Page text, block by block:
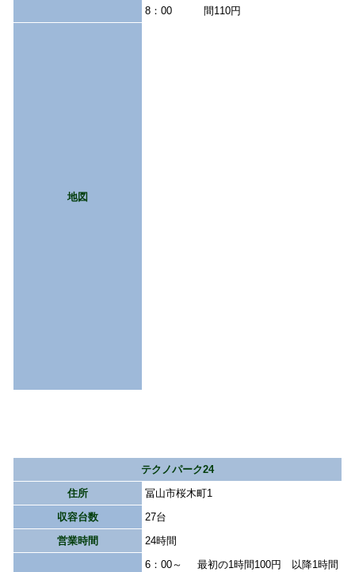
8：00
間110円
地図
テクノパーク24
住所
冨山市桜木町1
収容台数
27台
営業時間
24時間
6：00～
最初の1時間100円 以降1時間